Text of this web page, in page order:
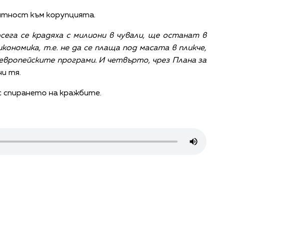
към корупцията.
се крадяха с милиони в чували, ще останат в
т.е. не да се плаща под масата в пликче,
програми. И четвърто, чрез Плана за
тя.
спирането на кражбите.